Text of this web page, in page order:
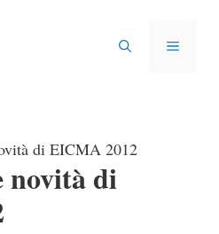
MENU
di EICMA 2012
novità di